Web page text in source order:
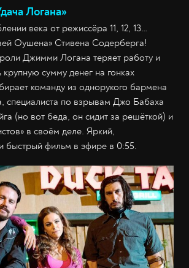
Логана»
века от режиссёра 11, 12, 13…
Оушена» Стивена Содерберга!
Джимми Логана теряет работу и
сумму денег на гонках
команду из однорукого бармена
специалиста по взрывам Джо Бабаха
(но вот беда, он сидит за решёткой) и
в своём деле. Яркий,
быстрый фильм в эфире в 0:55.